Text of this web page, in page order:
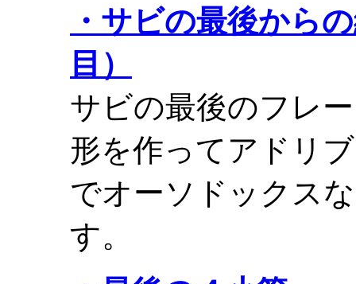
・サビの最後から
目）
サビの最後のフレ
形を作ってアドリ
でオーソドックス
す。